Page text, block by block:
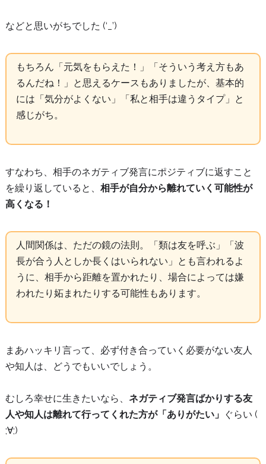
などと思いがちでした (‘_’)
もちろん「元気をもらえた！」「そういう考え方もあ
るんだね！」と思えるケースもありましたが、基本的
には「気分がよくない」「私と相手は違うタイプ」と
感じがち。
すなわち、相手のネガティブ発言にポジティブに返すこと
を繰り返していると、 相手が自分から離れていく可能性が
高くなる！
人間関係は、ただの鏡の法則。「類は友を呼ぶ」「波
長が合う人としか長くはいられない」とも言われるよ
うに、相手から距離を置かれたり、場合によっては嫌
われたり妬まれたりする可能性もあります。
まあハッキリ言って、必ず付き合っていく必要がない友人
や知人は、どうでもいいでしょう。
むしろ幸せに生きたいなら、 ネガティブ発言ばかりする友
人や知人は離れて行ってくれた方が「ありがたい」 ぐらい (
;∀;)